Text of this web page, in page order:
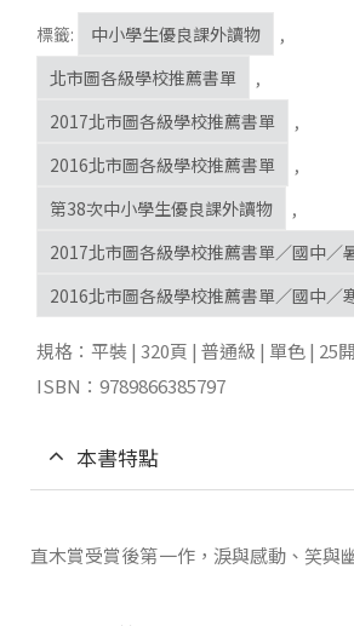
標籤:
中小學生優良課外讀物
,
北市圖各級學校推薦書單
,
2017北市圖各級學校推薦書單
,
2016北市圖各級學校推薦書單
,
第38次中小學生優良課外讀物
,
2017北市圖各級學校推薦書單／國中／
2016北市圖各級學校推薦書單／國中／
規格：平裝 | 320頁 | 普通級 | 單色 | 25開
ISBN：9789866385797
本書特點
直木賞受賞後第一作，淚與感動、笑與